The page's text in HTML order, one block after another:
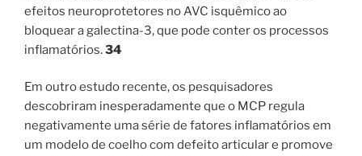
efeitos neuroprotetores no AVC isquêmico ao
bloquear a galectina-3, que pode conter os processos
inflamatórios.34
Em outro estudo recente, os pesquisadores
descobriram inesperadamente que o MCP regula
negativamente uma série de fatores inflamatórios em
um modelo de coelho com defeito articular e promove